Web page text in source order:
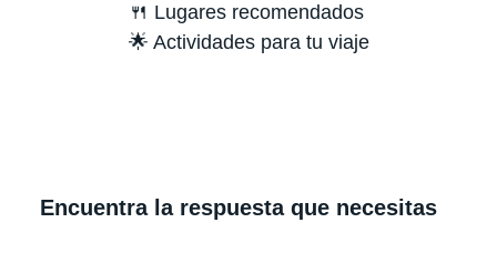
🍴 Lugares recomendados
🌟 Actividades para tu viaje
Encuentra la respuesta que necesitas